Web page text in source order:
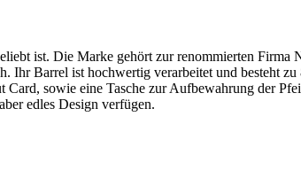
ist. Die Marke gehört zur renommierten Firma
Barrel ist hochwertig verarbeitet und besteht
Card, sowie eine Tasche zur Aufbewahrung der
edles Design verfügen.